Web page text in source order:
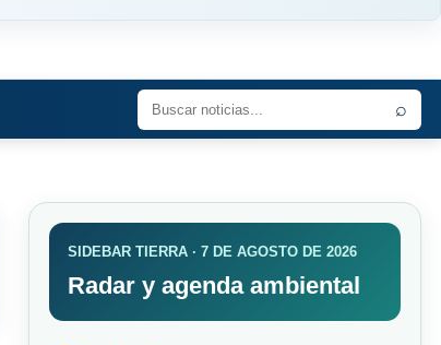
⌕
SIDEBAR TIERRA · 7 DE AGOSTO DE 2026
Radar y agenda ambiental